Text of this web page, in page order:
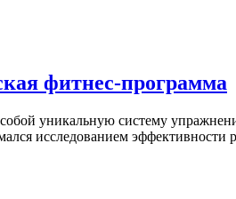
фитнес-программа
уникальную систему
исследованием эффективности